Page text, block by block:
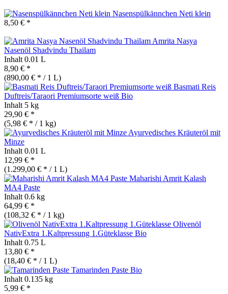
Nasenspülkännchen Neti klein
8,50 € *
Amrita Nasya
Nasenöl Shadvindu Thailam
Inhalt 0.01 L
8,90 € *
(890,00 € * / 1 L)
Basmati Reis
Duftreis/Taraori Premiumsorte weiß Bio
Inhalt 5 kg
29,90 € *
(5,98 € * / 1 kg)
Ayurvedisches Kräuteröl mit
Minze
Inhalt 0.01 L
12,99 € *
(1.299,00 € * / 1 L)
Maharishi Amrit Kalash
MA4 Paste
Inhalt 0.6 kg
64,99 € *
(108,32 € * / 1 kg)
Olivenöl
NativExtra 1.Kaltpressung 1.Güteklasse Bio
Inhalt 0.75 L
13,80 € *
(18,40 € * / 1 L)
Tamarinden Paste Bio
Inhalt 0.135 kg
5,99 € *